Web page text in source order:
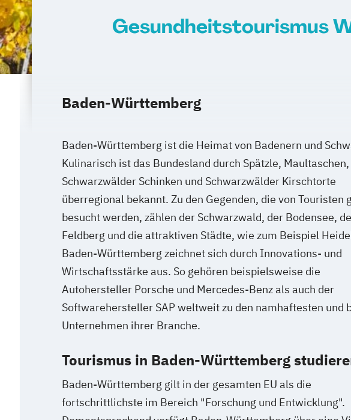
Gesundheitstourismus
Baden-Württemberg
Baden-Württemberg ist die Heimat von Badenern und
Kulinarisch ist das Bundesland durch Spätzle, Maultaschen,
Schwarzwälder Schinken und Schwarzwälder Kirschtorte
überregional bekannt. Zu den Gegenden, die von Touristen
besucht werden, zählen der Schwarzwald, der Bodensee,
Feldberg und die attraktiven Städte, wie zum Beispiel
Baden-Württemberg zeichnet sich durch Innovations- und
Wirtschaftsstärke aus. So gehören beispielsweise die
Autohersteller Porsche und Mercedes-Benz als auch der
Softwarehersteller SAP weltweit zu den namhaftesten und
Unternehmen ihrer Branche.
Tourismus in Baden-Württemberg
Baden-Württemberg gilt in der gesamten EU als die
fortschrittlichste im Bereich "Forschung und Entwicklung".